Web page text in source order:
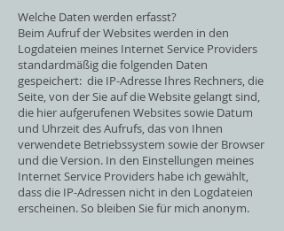
Welche Daten werden erfasst?
Beim Aufruf der Websites werden in den
Logdateien meines Internet Service Providers
standardmäßig die folgenden Daten
gespeichert: die IP-Adresse Ihres Rechners, die
Seite, von der Sie auf die Website gelangt sind,
die hier aufgerufenen Websites sowie Datum
und Uhrzeit des Aufrufs, das von Ihnen
verwendete Betriebssystem sowie der Browser
und die Version. In den Einstellungen meines
Internet Service Providers habe ich gewählt,
dass die IP-Adressen nicht in den Logdateien
erscheinen. So bleiben Sie für mich anonym.